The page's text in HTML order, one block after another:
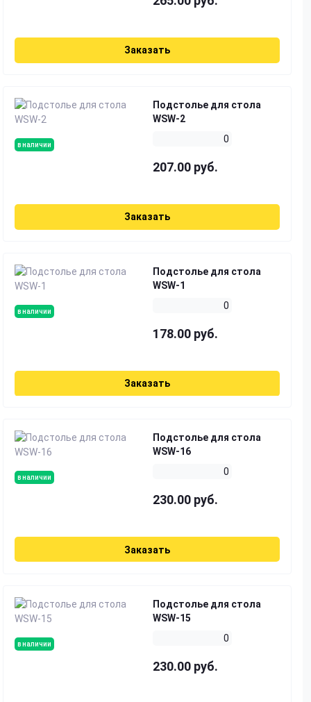
Заказать
в наличии
Подстолье для стола
WSW-2
0
207.00 руб.
Заказать
в наличии
Подстолье для стола
WSW-1
0
178.00 руб.
Заказать
в наличии
Подстолье для стола
WSW-16
0
230.00 руб.
Заказать
в наличии
Подстолье для стола
WSW-15
0
230.00 руб.